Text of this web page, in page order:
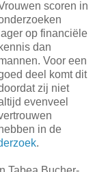
scoren in
lager op financiële
kennis dan
Voor een
deel komt dit
zij niet
evenveel
hebben in de
.